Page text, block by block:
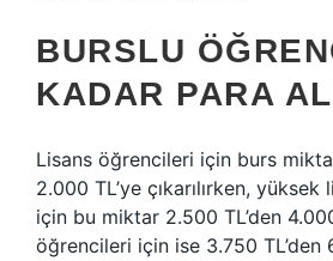
BURSLU
KADAR PARA
Lisans öğrencileri için burs
2.000 TL’ye çıkarılırken,
için bu miktar 2.500 TL’den
öğrencileri için ise 3.750 TL’den